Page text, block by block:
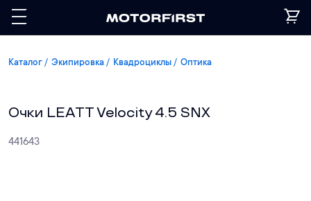
Каталог Экипировка Квадроциклы Оптика
Очки LEATT Velocity 4.5 SNX
441643